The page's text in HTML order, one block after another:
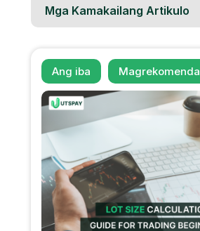
Mga Kamakailang Artikulo
Ang iba Magrekomenda